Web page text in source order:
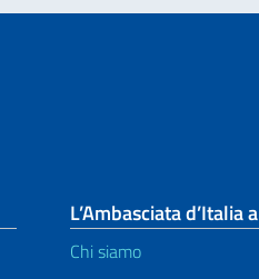
L’Ambasciata d’Italia
Chi siamo